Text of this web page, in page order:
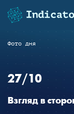
Фото дня
27/10
Взгляд в